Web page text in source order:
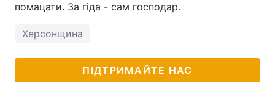
помацати. За гіда - сам господар.
Херсонщина
ПІДТРИМАЙТЕ НАС